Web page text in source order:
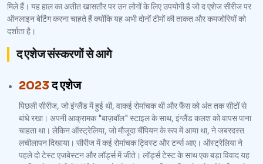
मिले हैं। यह हाल का अतीत खासतौर पर उन लोगों के लिए उपयोगी है जो द एशेज सीरीज पर
ऑनलाइन बेटिंग करना चाहते हैं क्योंकि यह अभी दोनों टीमों की ताकत और कमजोरियों को
दर्शाता है।
द एशेज संस्करणों से आगे
2023द एशेज
पिछली सीरीज, जो इंग्लैंड में हुई थी, वाकई रोमांचक थी और फैंस को अंत तक सीटों से
बांधे रखा। अपनी आक्रामक "बाज़बॉल" स्टाइल के साथ, इंग्लैंड कलश को वापस पाना
चाहता था। लेकिन ऑस्ट्रेलिया, जो मौजूदा चैंपियन के रूप में आया था, ने जबरदस्त
लचीलापन दिखाया। सीरीज में कई रोमांचक ट्विस्ट और टर्न्स आए। ऑस्ट्रेलिया ने
पहले दो टेस्ट एजबेस्टन और लॉर्ड्स में जीते। लॉर्ड्स टेस्ट के साथ एक बड़ा विवाद यह